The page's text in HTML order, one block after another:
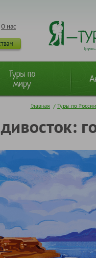
О нас
Туры по
миру
Главная / Туры по России